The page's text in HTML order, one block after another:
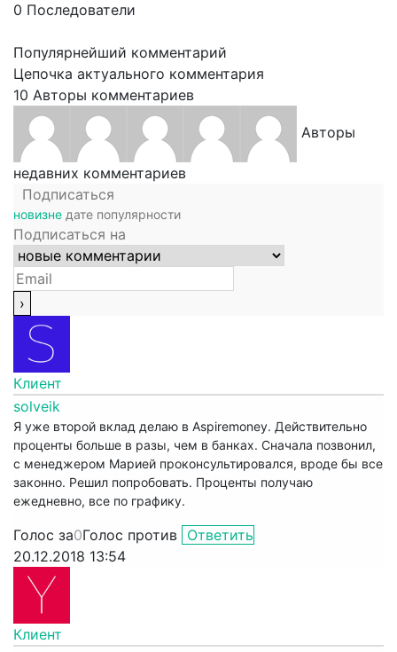
0 Последователи
Популярнейший комментарий
Цепочка актуального комментария
10 Авторы комментариев
Авторы
недавних комментариев
Подписаться
новизне дате популярности
Подписаться на
Клиент
solveik
Я уже второй вклад делаю в Aspiremoney. Действительно
проценты больше в разы, чем в банках. Сначала позвонил,
с менеджером Марией проконсультировался, вроде бы все
законно. Решил попробовать. Проценты получаю
ежедневно, все по графику.
Голос за0Голос против Ответить
20.12.2018 13:54
Клиент